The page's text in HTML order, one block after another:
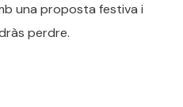
una proposta festiva i
perdre.